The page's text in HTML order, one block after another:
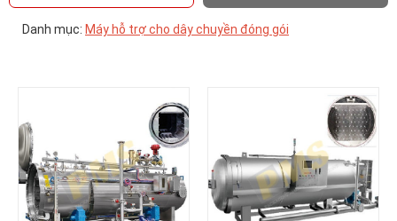
Danh mục: Máy hỗ trợ cho dây chuyền đóng gói